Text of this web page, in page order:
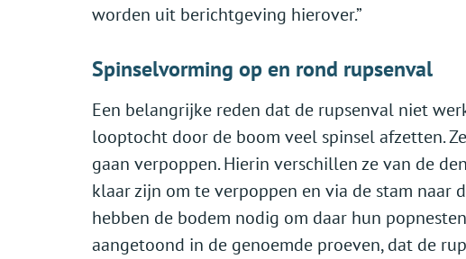
worden uit berichtgeving hierover.”
Spinselvorming op en rond rupsenval
Een belangrijke reden dat de rupsenval niet
looptocht door de boom veel spinsel afzetten.
gaan verpoppen. Hierin verschillen ze van de
klaar zijn om te verpoppen en via de stam naar
hebben de bodem nodig om daar hun
aangetoond in de genoemde proeven, dat de